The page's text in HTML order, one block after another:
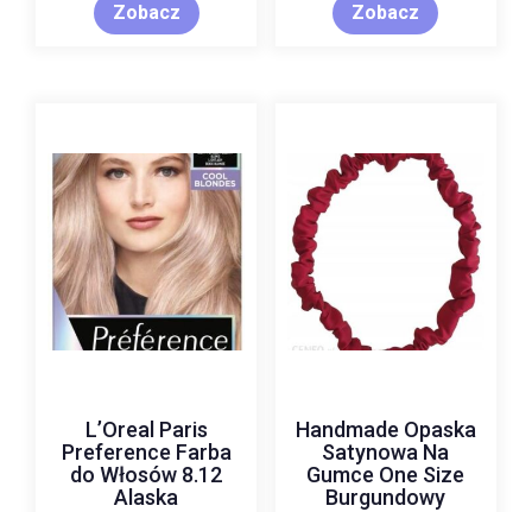
Zobacz Zobacz
L’Oreal Paris
Preference Farba
do Włosów 8.12
Alaska
Handmade Opaska
Satynowa Na
Gumce One Size
Burgundowy